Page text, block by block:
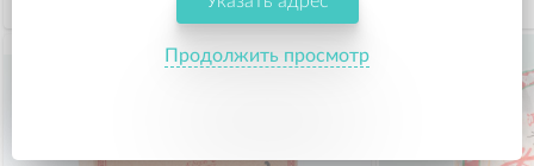
2400
Продолжить просмотр